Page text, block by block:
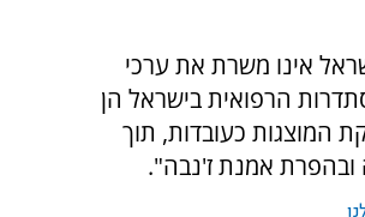
אינו משרת את ערכי
הרפואית בישראל הן
המוצגות כעובדות, תוך
אמנת ז'נבה".